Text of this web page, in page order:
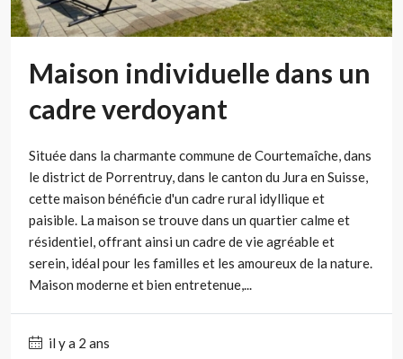
Maison individuelle dans un
cadre verdoyant
Située dans la charmante commune de Courtemaîche, dans
le district de Porrentruy, dans le canton du Jura en Suisse,
cette maison bénéficie d'un cadre rural idyllique et
paisible. La maison se trouve dans un quartier calme et
résidentiel, offrant ainsi un cadre de vie agréable et
serein, idéal pour les familles et les amoureux de la nature.
Maison moderne et bien entretenue,...
il y a 2 ans